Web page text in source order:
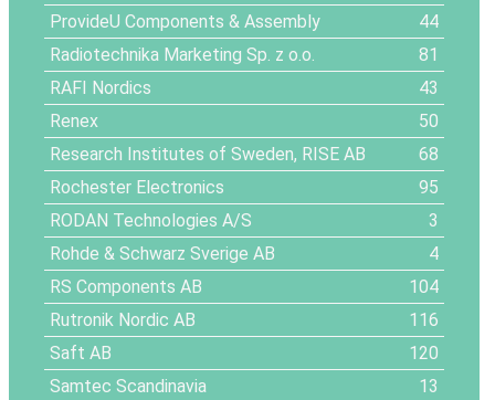
ProvideU Components & Assembly
44
Radiotechnika Marketing Sp. z o.o.
81
RAFI Nordics
43
Renex
50
Research Institutes of Sweden, RISE AB
68
Rochester Electronics
95
RODAN Technologies A/S
3
Rohde & Schwarz Sverige AB
4
RS Components AB
104
Rutronik Nordic AB
116
Saft AB
120
Samtec Scandinavia
13